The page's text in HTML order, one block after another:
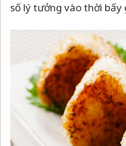
số lý tưởng vào thời bấy